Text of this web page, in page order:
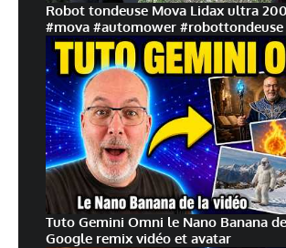
Robot tondeuse Mova Lidax ultra
#mova #automower
Tuto Gemini Omni le Nano Banana
Google remix vidéo et avatar